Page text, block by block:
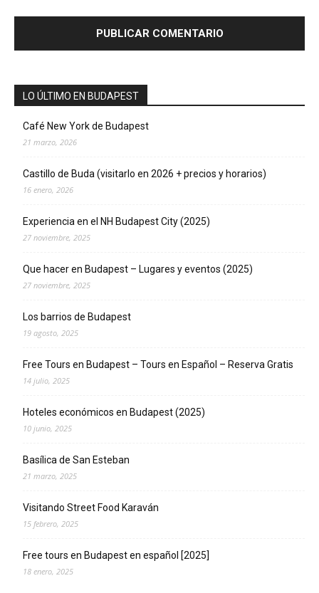
LO ÚLTIMO EN BUDAPEST
Café New York de Budapest
21 marzo, 2026
Castillo de Buda (visitarlo en 2026 + precios y horarios)
16 enero, 2026
Experiencia en el NH Budapest City (2025)
27 noviembre, 2025
Que hacer en Budapest – Lugares y eventos (2025)
27 noviembre, 2025
Los barrios de Budapest
19 agosto, 2025
Free Tours en Budapest – Tours en Español – Reserva Gratis
14 julio, 2025
Hoteles económicos en Budapest (2025)
10 junio, 2025
Basílica de San Esteban
21 marzo, 2025
Visitando Street Food Karaván
15 febrero, 2025
Free tours en Budapest en español [2025]
18 enero, 2025